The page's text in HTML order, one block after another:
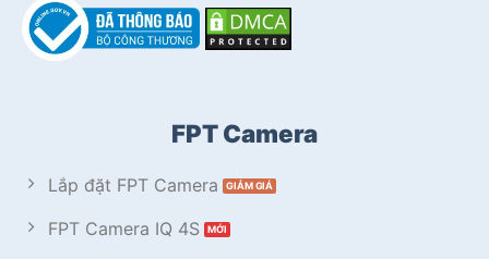
FPT Camera
Lắp đặt FPT Camera
FPT Camera IQ 4S